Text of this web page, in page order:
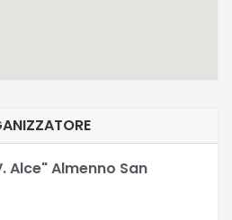
Alce" Almenno San